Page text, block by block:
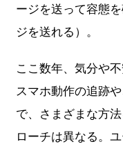
ージを送って容態
ジを送れる）。
ここ数年、気分や
スマホ動作の追跡
で、さまざまな方
ローチは異なる。